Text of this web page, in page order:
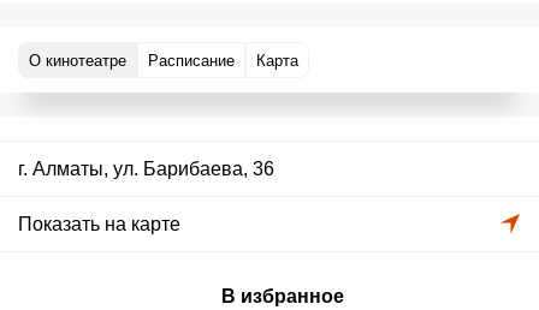
О кинотеатре Расписание Карта
г. Алматы, ул. Барибаева, 36
Показать на карте
В избранное